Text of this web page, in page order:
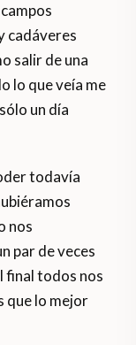
cadáveres
salir de una
lo que veía me
un día
todavía
nos
par de veces
final todos nos
que lo mejor